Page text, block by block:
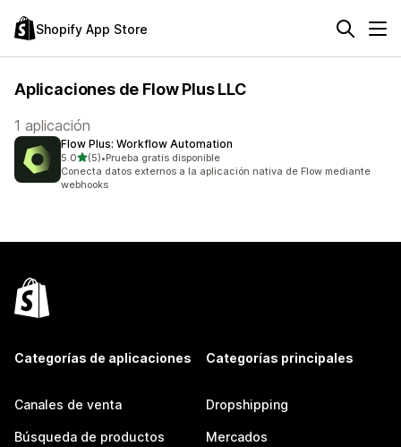
Shopify App Store
Aplicaciones de Flow Plus LLC
1 aplicación
Flow Plus: Workflow Automation
5.0de 5 estrellas
(5)
5 reseñas en total
•Prueba gratis disponible
Conecta datos externos a la aplicación nativa de Flow mediante
webhooks
Categorías de aplicaciones
Canales de venta
Búsqueda de productos
Categorías principales
Dropshipping
Mercados